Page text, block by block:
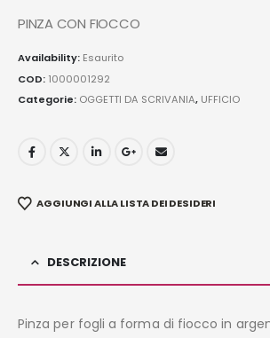
PINZA CON FIOCCO
Availability: Esaurito
COD: 1000001292
Categorie: OGGETTI DA SCRIVANIA, UFFICIO
AGGIUNGI ALLA LISTA DEI DESIDERI
DESCRIZIONE
Pinza per fogli a forma di fiocco in